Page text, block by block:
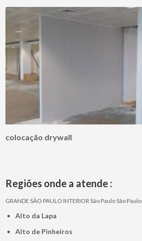
colocação drywall
Regiões onde a atende :
GRANDE SÃO PAULO INTERIORSão PauloSão Paulo
Alto da Lapa
Alto de Pinheiros